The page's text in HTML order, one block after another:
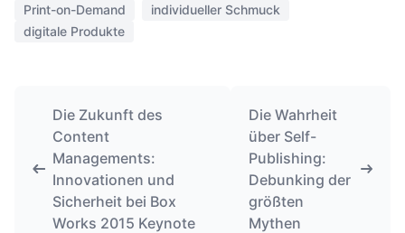
Print-on-Demand
individueller Schmuck
digitale Produkte
Die Zukunft des
Content
Managements:
Innovationen und
Sicherheit bei Box
Works 2015 Keynote
Die Wahrheit
über Self-
Publishing:
Debunking der
größten
Mythen